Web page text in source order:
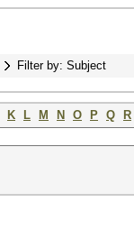
Filter by: Subject
K L M N O P Q
R